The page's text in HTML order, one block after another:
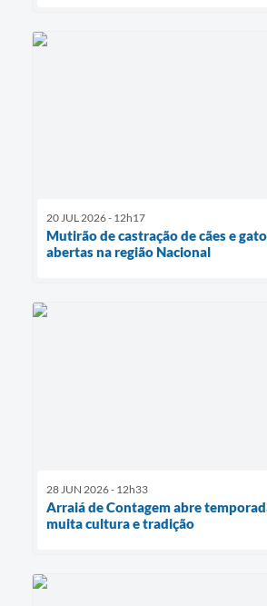
20 JUL 2026 - 12h17
Mutirão de castração de cães e
abertas na região Nacional
28 JUN 2026 - 12h33
Arraiá de Contagem abre
muita cultura e tradição